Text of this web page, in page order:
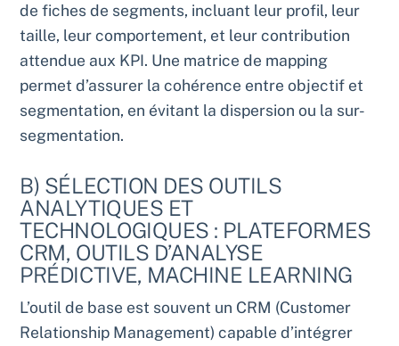
de fiches de segments, incluant leur profil, leur
taille, leur comportement, et leur contribution
attendue aux KPI. Une matrice de mapping
permet d’assurer la cohérence entre objectif et
segmentation, en évitant la dispersion ou la sur-
segmentation.
B) SÉLECTION DES OUTILS
ANALYTIQUES ET
TECHNOLOGIQUES : PLATEFORMES
CRM, OUTILS D’ANALYSE
PRÉDICTIVE, MACHINE LEARNING
L’outil de base est souvent un CRM (Customer
Relationship Management) capable d’intégrer